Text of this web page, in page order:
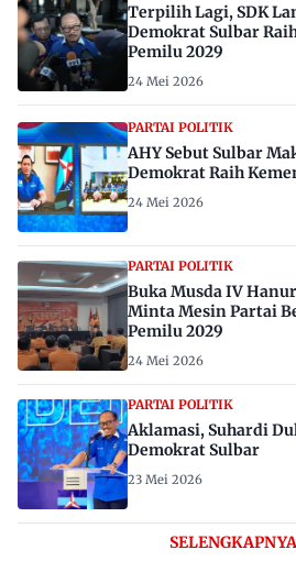
Terpilih Lagi, SDK
Demokrat Sulbar
Pemilu 2029
24 Mei 2026
PARTAI POLITIK
AHY Sebut Sulbar
Demokrat Raih
24 Mei 2026
PARTAI POLITIK
Buka Musda IV
Minta Mesin Partai
Pemilu 2029
24 Mei 2026
PARTAI POLITIK
Aklamasi, Suhardi
Demokrat Sulbar
23 Mei 2026
SELENGKAPNYA